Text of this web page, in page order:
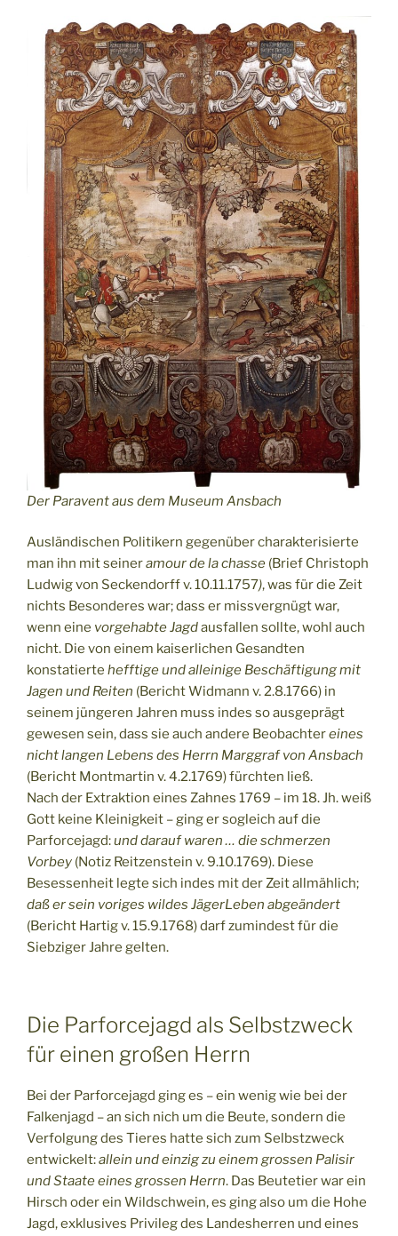
Der Paravent aus dem Museum Ansbach
Ausländischen Politikern gegenüber charakterisierte
man ihn mit seineramour de la chasse (Brief Christoph
Ludwig von Seckendorff v. 10.11.1757), was für die Zeit
nichts Besonderes war; dass er missvergnügt war,
wenn eine vorgehabte Jagdausfallen sollte, wohl auch
nicht. Die von einem kaiserlichen Gesandten
konstatierte hefftige und alleinige Beschäftigung mit
Jagen und Reiten (Bericht Widmann v. 2.8.1766) in
seinem jüngeren Jahren muss indes so ausgeprägt
gewesen sein, dass sie auch andere Beobachtereines
nicht langen Lebens des Herrn Marggraf von Ansbach
(Bericht Montmartin v. 4.2.1769) fürchten ließ.
Nach der Extraktion eines Zahnes 1769 – im 18. Jh. weiß
Gott keine Kleinigkeit – ging er sogleich auf die
Parforcejagd:und darauf waren … die schmerzen
Vorbey (Notiz Reitzenstein v. 9.10.1769). Diese
Besessenheit legte sich indes mit der Zeit allmählich;
daß er sein voriges wildes JägerLeben abgeändert
(Bericht Hartig v. 15.9.1768) darf zumindest für die
Siebziger Jahre gelten.
Die Parforcejagd als Selbstzweck
für einen großen Herrn
Bei der Parforcejagd ging es – ein wenig wie bei der
Falkenjagd – an sich nich um die Beute, sondern die
Verfolgung des Tieres hatte sich zum Selbstzweck
entwickelt:allein und einzig zu einem grossen Palisir
und Staate eines grossen Herrn. Das Beutetier war ein
Hirsch oder ein Wildschwein, es ging also um die Hohe
Jagd, exklusives Privileg des Landesherren und eines